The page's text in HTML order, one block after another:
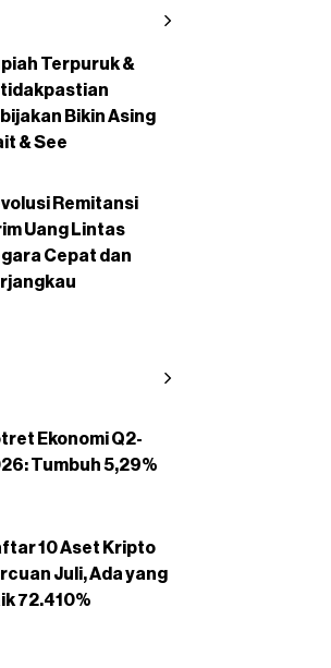
Terpuruk &
Bikin Asing
& See
Remitansi
Uang Lintas
Cepat dan
Ekonomi Q2-
Tumbuh 5,29%
10 Aset Kripto
Juli, Ada yang
72.410%